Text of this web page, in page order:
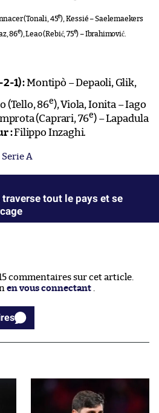
(Tonali, 45e), Kessié – Saelemaekers
86e), Leao (Rebić, 75e) – Ibrahimović.
1) :Montipò – Depaoli, Glik,
(Tello, 86e), Viola, Ionita – Iago
(Caprari, 76e) – Lapadula
:Filippo Inzaghi.
A
tout le pays et se
commentaires sur cet article.
en vous connectant